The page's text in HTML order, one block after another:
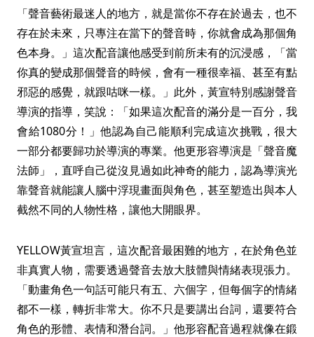
「聲音藝術最迷人的地方，就是當你不存在於過去，也不
存在於未來，只專注在當下的聲音時，你就會成為那個角
色本身。」這次配音讓他感受到前所未有的沉浸感，「當
你真的變成那個聲音的時候，會有一種很幸福、甚至有點
邪惡的感覺，就跟咕咪一樣。」此外，黃宣特別感謝聲音
導演的指導，笑說：「如果這次配音的滿分是一百分，我
會給1080分！」他認為自己能順利完成這次挑戰，很大
一部分都要歸功於導演的專業。他更形容導演是「聲音魔
法師」，直呼自己從沒見過如此神奇的能力，認為導演光
靠聲音就能讓人腦中浮現畫面與角色，甚至塑造出與本人
截然不同的人物性格，讓他大開眼界。
YELLOW黃宣坦言，這次配音最困難的地方，在於角色並
非真實人物，需要透過聲音去放大肢體與情緒表現張力。
「動畫角色一句話可能只有五、六個字，但每個字的情緒
都不一樣，轉折非常大。你不只是要講出台詞，還要符合
角色的形體、表情和潛台詞。」他形容配音過程就像在鍛